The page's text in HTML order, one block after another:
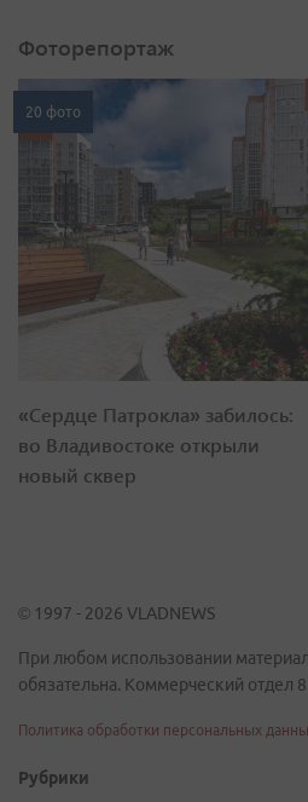
Фоторепортаж
20 фото
«Сердце Патрокла» забилось:
во Владивостоке открыли
новый сквер
© 1997 - 2026 VLADNEWS
При любом использовании
обязательна. Коммерческий отдел
Политика обработки персональных
Рубрики